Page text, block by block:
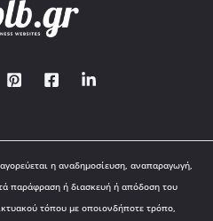
η αναδημοσίευση, αναπαραγωγή,
παράφραση ή διασκευή ή απόδοση του
τόπου με οποιονδήποτε τρόπο,